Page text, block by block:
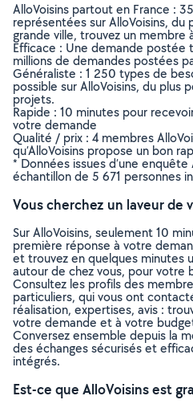
AlloVoisins partout en France :
représentées sur AlloVoisins, du
grande ville, trouvez un membre
Efficace : Une demande postée
millions de demandes postées
Généraliste : 1 250 types de
possible sur AlloVoisins, du plus
projets.
Rapide : 10 minutes pour
votre demande
Qualité / prix : 4 membres
qu’AlloVoisins propose un bon
* Données issues d’une enquête
échantillon de 5 671 personnes
Vous cherchez un laveur de
Sur AlloVoisins, seulement 10
première réponse à votre
et trouvez en quelques minutes
autour de chez vous, pour votre
Consultez les profils des
particuliers, qui vous ont
réalisation, expertises, avis :
votre demande et à votre
Conversez ensemble depuis la
des échanges sécurisés et
intégrés.
Est-ce que AlloVoisins est